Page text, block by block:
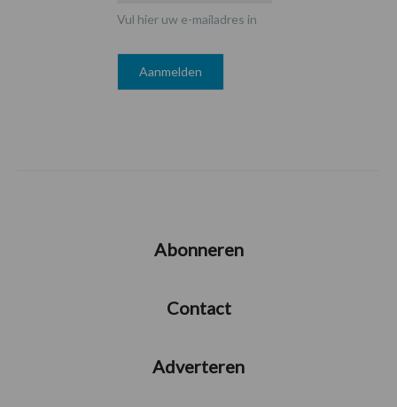
Vul hier uw e-mailadres in
Abonneren
Contact
Adverteren